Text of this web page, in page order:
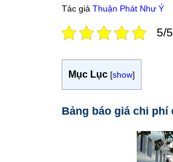
Tác giả Thuận Phát Như Ý
5/
Mục Lục [show]
Bảng báo giá chi phí